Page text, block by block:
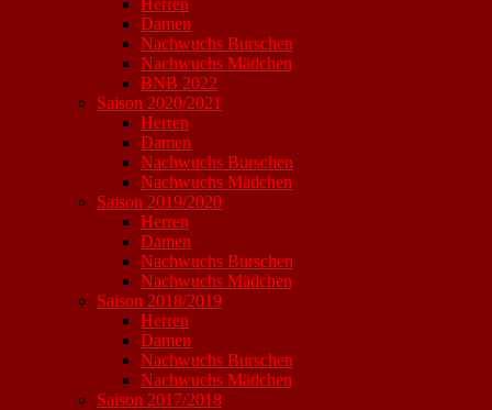
Herren
Damen
Nachwuchs Burschen
Nachwuchs Mädchen
BNB 2022
Saison 2020/2021
Herren
Damen
Nachwuchs Burschen
Nachwuchs Mädchen
Saison 2019/2020
Herren
Damen
Nachwuchs Burschen
Nachwuchs Mädchen
Saison 2018/2019
Herren
Damen
Nachwuchs Burschen
Nachwuchs Mädchen
Saison 2017/2018